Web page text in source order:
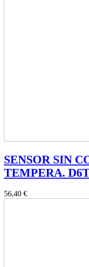
SENSOR SIN
TEMPERA.
56,40 €